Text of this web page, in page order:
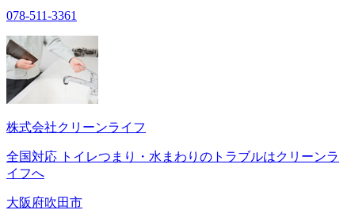
078-511-3361
株式会社クリーンライフ
全国対応 トイレつまり・水まわりのトラブルはクリーンラ
イフへ
大阪府吹田市